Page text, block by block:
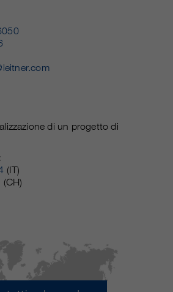
di un progetto di
(IT)
(CH)